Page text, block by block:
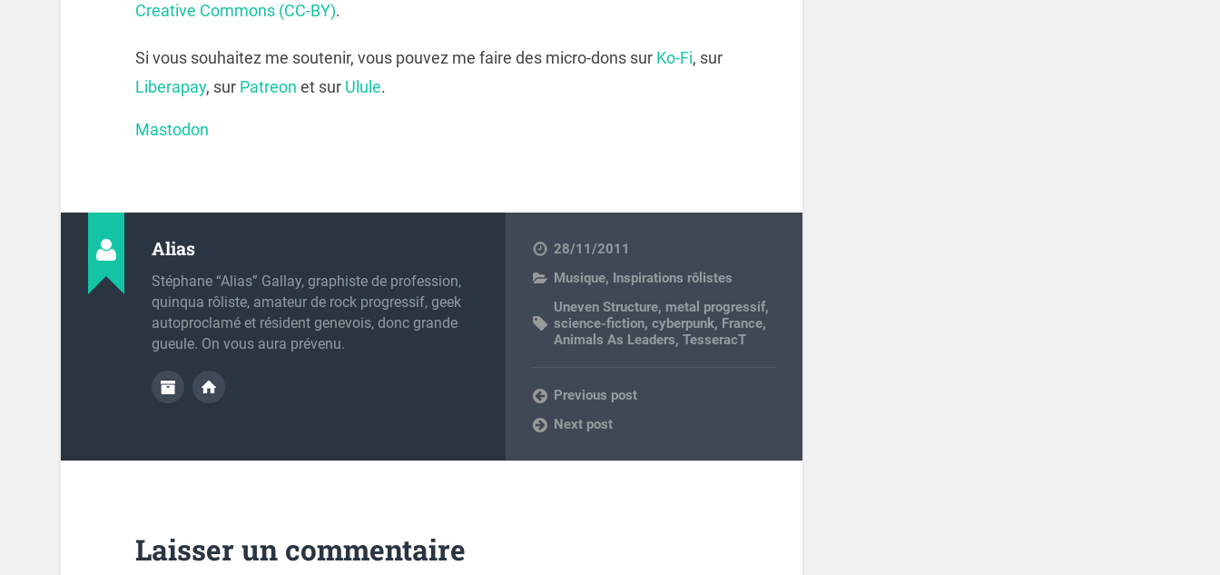
Creative Commons (CC-BY).
Si vous souhaitez me soutenir, vous pouvez me faire des micro-dons sur Ko-Fi, sur
Liberapay, sur Patreon et sur Ulule.
Mastodon
Alias
Stéphane “Alias” Gallay, graphiste de profession,
quinqua rôliste, amateur de rock progressif, geek
autoproclamé et résident genevois, donc grande
gueule. On vous aura prévenu.
28/11/2011
Musique, Inspirations rôlistes
Uneven Structure, metal progressif,
science-fiction,cyberpunk, France,
Animals As Leaders,TesseracT
Previous post
Next post
Laisser un commentaire